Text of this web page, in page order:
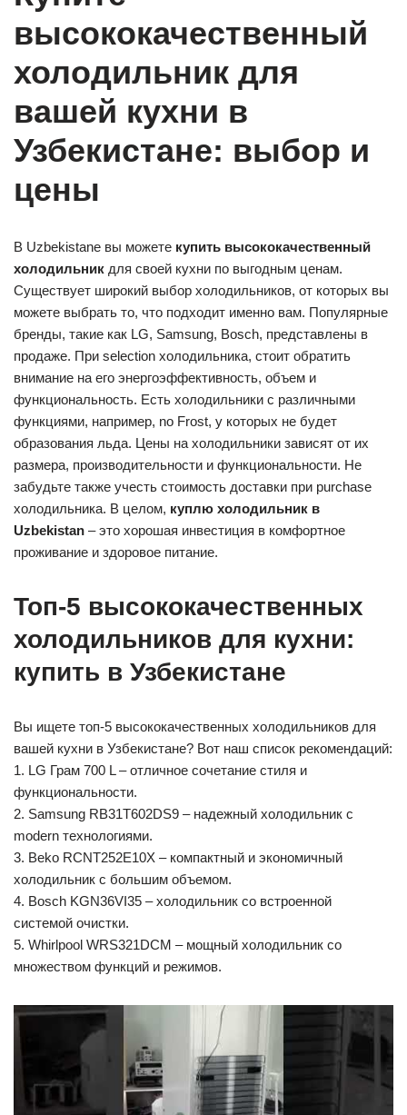
высококачественный
холодильник для
вашей кухни в
Узбекистане: выбор и
цены
В Uzbekistanе вы можете купить высококачественный
холодильник для своей кухни по выгодным ценам.
Существует широкий выбор холодильников, от которых вы
можете выбрать то, что подходит именно вам. Популярные
бренды, такие как LG, Samsung, Bosch, представлены в
продаже. При selection холодильника, стоит обратить
внимание на его энергоэффективность, объем и
функциональность. Есть холодильники с различными
функциями, например, no Frost, у которых не будет
образования льда. Цены на холодильники зависят от их
размера, производительности и функциональности. Не
забудьте также учесть стоимость доставки при purchase
холодильника. В целом, куплю холодильник в
Uzbekistan – это хорошая инвестиция в комфортное
проживание и здоровое питание.
Топ-5 высококачественных
холодильников для кухни:
купить в Узбекистане
Вы ищете топ-5 высококачественных холодильников для
вашей кухни в Узбекистане? Вот наш список рекомендаций:
1. LG Грам 700 L – отличное сочетание стиля и
функциональности.
2. Samsung RB31T602DS9 – надежный холодильник с
modern технологиями.
3. Beko RCNT252E10X – компактный и экономичный
холодильник с большим объемом.
4. Bosch KGN36VI35 – холодильник со встроенной
системой очистки.
5. Whirlpool WRS321DCM – мощный холодильник со
множеством функций и режимов.